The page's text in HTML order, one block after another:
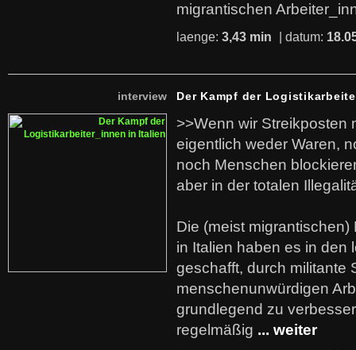
migrantischen
laenge: 3,43 min | datum:
interview Der Kampf der
>>Wenn wir Streikposten
eigentlich weder Waren,
noch Menschen
aber in der totalen
Die (meist
in Italien haben es in den
geschafft, durch militante
menschenunwürdigen
grundlegend zu
regelmäßig ... weiter